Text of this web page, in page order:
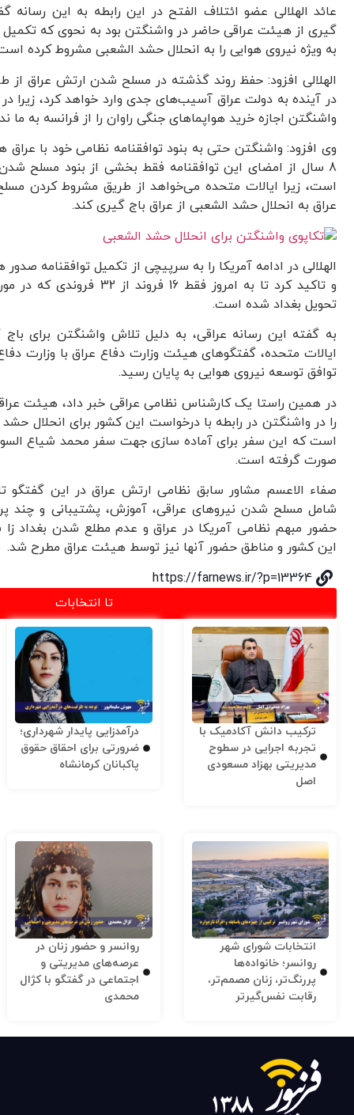
عائد الهلالی عضو ائتلاف الفتح در این رابطه به این رسانه
گیری از هیئت عراقی حاضر در واشنگتن بود به نحوی که
به ویژه نیروی هوایی را به انحلال حشد الشعبی مشروط کرده
الهلالی افزود: حفظ روند گذشته در مسلح شدن ارتش عراق از
در آینده به دولت عراق آسیب‌های جدی وارد خواهد کرد،
واشنگتن اجازه خرید هواپماهای جنگی راوان را از فرانسه به ما
وی افزود: واشنگتن حتی به بنود توافقنامه نظامی خود با
8 سال از امضای این توافقنامه فقط بخشی از بنود مسلح
است، زیرا ایالات متحده می‌خواهد از طریق مشروط کردن
عراق به انحلال حشد الشعبی از عراق باج گیری کند.
الهلالی در ادامه آمریکا را به سرپیچی از تکمیل توافقنامه
و تاکید کرد تا به امروز فقط
تحویل بغداد شده است.
به گفته این رسانه عراقی، به دلیل تلاش واشنگتن برای
ایالات متحده، گفتگوهای هیئت وزارت دفاع عراق با وزارت
توافق توسعه نیروی هوایی به پایان رسید.
در همین راستا یک کارشناس نظامی عراقی خبر داد، هیئت
را در واشنگتن در رابطه با درخواست این کشور برای انحلال
است که این سفر برای آماده سازی جهت سفر محمد شیاع
صورت گرفته است.
صفاء الاعسم مشاور سابق نظامی ارتش عراق در این گفتگو
شامل مسلح شدن نیروهای عراقی، آموزش، پشتیبانی و چند
حضور مبهم نظامی آمریکا در عراق و عدم مطلع شدن بغداد زا
این کشور و مناطق حضور آنها نیز توسط هیئت عراق مطرح شد.
https://farnews.ir/?p=13364
تا انتخابات
ترکیب دانش آکادمیک با
تجربه اجرایی در سطوح
مدیریتی بهزاد مسعودی
اصل
درآمدزایی پایدار شهرداری؛
ضرورتی برای احقاق حقوق
پاکبانان کرمانشاه
انتخابات شورای شهر
روانسر؛ خانواده‌ها
پررنگ‌تر، زنان مصمم‌تر،
رقابت نفس‌گیرتر
روانسر و حضور زنان در
عرصه‌های مدیریتی و
اجتماعی در گفتگو با کژال
محمدی